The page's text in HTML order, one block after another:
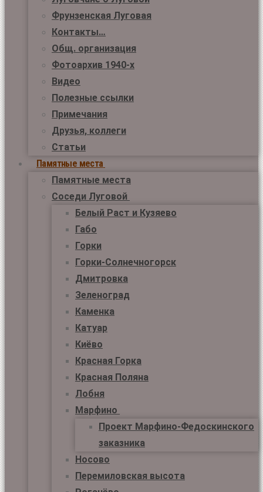
Фрунзенская Луговая
Контакты…
Общ. организация
Фотоархив 1940-х
Видео
Полезные ссылки
Примечания
Друзья, коллеги
Статьи
Памятные места
Памятные места
Соседи Луговой
Белый Раст и Кузяево
Габо
Горки
Горки-Солнечногорск
Дмитровка
Зеленоград
Каменка
Катуар
Киёво
Красная Горка
Красная Поляна
Лобня
Марфино
Проект Марфино-Федоскинского
заказника
Носово
Перемиловская высота